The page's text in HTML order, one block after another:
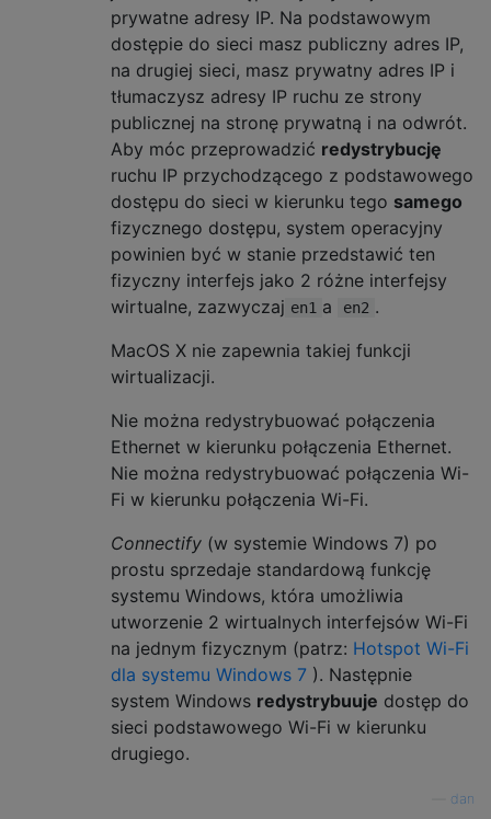
prywatne adresy IP. Na podstawowym
dostępie do sieci masz publiczny adres IP,
na drugiej sieci, masz prywatny adres IP i
tłumaczysz adresy IP ruchu ze strony
publicznej na stronę prywatną i na odwrót.
Aby móc przeprowadzić redystrybucję
ruchu IP przychodzącego z podstawowego
dostępu do sieci w kierunku tego samego
fizycznego dostępu, system operacyjny
powinien być w stanie przedstawić ten
fizyczny interfejs jako 2 różne interfejsy
wirtualne, zazwyczaj en1 a en2 .
MacOS X nie zapewnia takiej funkcji
wirtualizacji.
Nie można redystrybuować połączenia
Ethernet w kierunku połączenia Ethernet.
Nie można redystrybuować połączenia Wi-
Fi w kierunku połączenia Wi-Fi.
Connectify (w systemie Windows 7) po
prostu sprzedaje standardową funkcję
systemu Windows, która umożliwia
utworzenie 2 wirtualnych interfejsów Wi-Fi
na jednym fizycznym (patrz: Hotspot Wi-Fi
dla systemu Windows 7 ). Następnie
system Windows redystrybuuje dostęp do
sieci podstawowego Wi-Fi w kierunku
drugiego.
dan